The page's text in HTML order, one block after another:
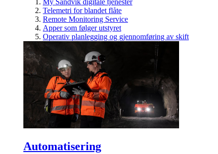
My Sandvik digitale tjenester
Telemetri for blandet flåte
Remote Monitoring Service
Apper som følger utstyret
Operativ planlegging og gjennomføring av skift
Automatisering